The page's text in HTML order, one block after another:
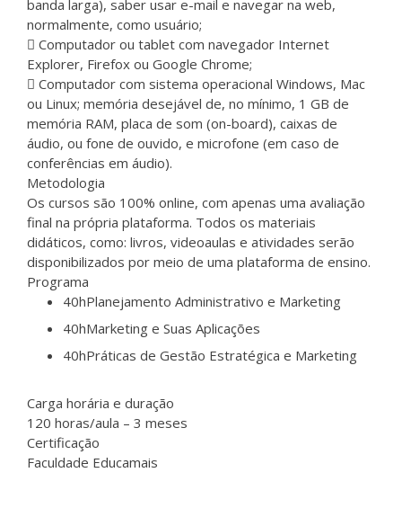
banda larga), saber usar e-mail e navegar na web,
normalmente, como usuário;
Computador ou tablet com navegador Internet
Explorer, Firefox ou Google Chrome;
Computador com sistema operacional Windows, Mac
ou Linux; memória desejável de, no mínimo, 1 GB de
memória RAM, placa de som (on-board), caixas de
áudio, ou fone de ouvido, e microfone (em caso de
conferências em áudio).
Metodologia
Os cursos são 100% online, com apenas uma avaliação
final na própria plataforma. Todos os materiais
didáticos, como: livros, videoaulas e atividades serão
disponibilizados por meio de uma plataforma de ensino.
Programa
40hPlanejamento Administrativo e Marketing
40hMarketing e Suas Aplicações
40hPráticas de Gestão Estratégica e Marketing
Carga horária e duração
120 horas/aula – 3 meses
Certificação
Faculdade Educamais